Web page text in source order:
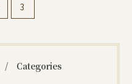
3
Categories